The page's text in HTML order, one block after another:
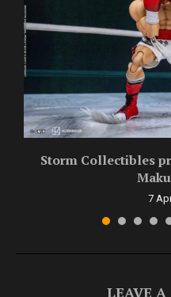
Storm Collectibles
7
LEAVE